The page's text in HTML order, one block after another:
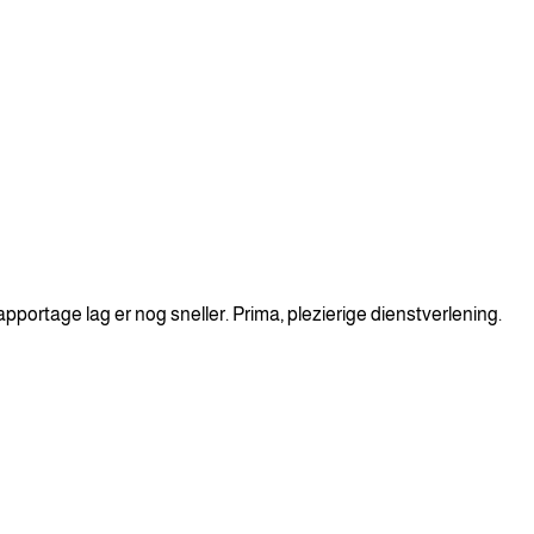
lag er nog sneller. Prima, plezierige dienstverlening.